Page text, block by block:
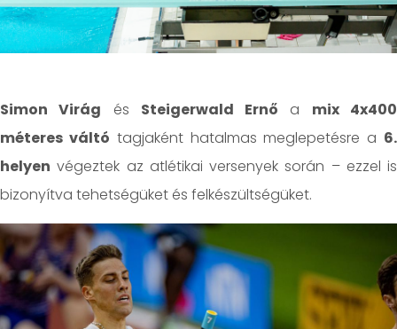
Simon Virág és Steigerwald Ernő a mix 4x400
méteres váltó tagjaként hatalmas meglepetésre a 6.
helyen végeztek az atlétikai versenyek során – ezzel is
bizonyítva tehetségüket és felkészültségüket.